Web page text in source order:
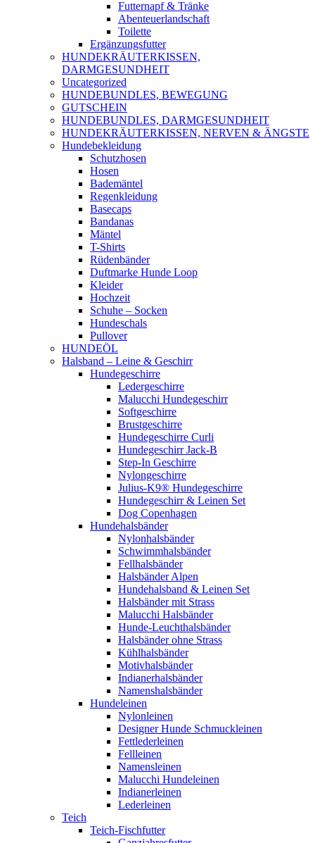
Futternapf & Tränke
Abenteuerlandschaft
Toilette
Ergänzungsfutter
HUNDEKRÄUTERKISSEN,
DARMGESUNDHEIT
Uncategorized
HUNDEBUNDLES, BEWEGUNG
GUTSCHEIN
HUNDEBUNDLES, DARMGESUNDHEIT
HUNDEKRÄUTERKISSEN, NERVEN & ÄNGSTE
Hundebekleidung
Schutzhosen
Hosen
Bademäntel
Regenkleidung
Basecaps
Bandanas
Mäntel
T-Shirts
Rüdenbänder
Duftmarke Hunde Loop
Kleider
Hochzeit
Schuhe – Socken
Hundeschals
Pullover
HUNDEÖL
Halsband – Leine & Geschirr
Hundegeschirre
Ledergeschirre
Malucchi Hundegeschirr
Softgeschirre
Brustgeschirre
Hundegeschirre Curli
Hundegeschirr Jack-B
Step-In Geschirre
Nylongeschirre
Julius-K9® Hundegeschirre
Hundegeschirr & Leinen Set
Dog Copenhagen
Hundehalsbänder
Nylonhalsbänder
Schwimmhalsbänder
Fellhalsbänder
Halsbänder Alpen
Hundehalsband & Leinen Set
Halsbänder mit Strass
Malucchi Halsbänder
Hunde-Leuchthalsbänder
Halsbänder ohne Strass
Kühlhalsbänder
Motivhalsbänder
Indianerhalsbänder
Namenshalsbänder
Hundeleinen
Nylonleinen
Designer Hunde Schmuckleinen
Fettlederleinen
Fellleinen
Namensleinen
Malucchi Hundeleinen
Indianerleinen
Lederleinen
Teich
Teich-Fischfutter